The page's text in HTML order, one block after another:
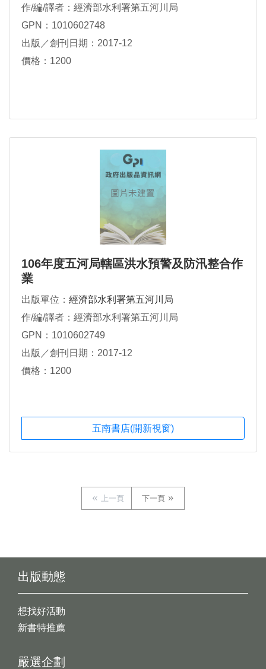
作/編/譯者：經濟部水利署第五河川局
GPN：1010602748
出版／創刊日期：2017-12
價格：1200
106年度五河局轄區洪水預警及防汛整合作
業
出版單位： 經濟部水利署第五河川局
作/編/譯者：經濟部水利署第五河川局
GPN：1010602749
出版／創刊日期：2017-12
價格：1200
五南書店(開新視窗)
上一頁 下一頁
出版動態
想找好活動
新書特推薦
嚴選企劃